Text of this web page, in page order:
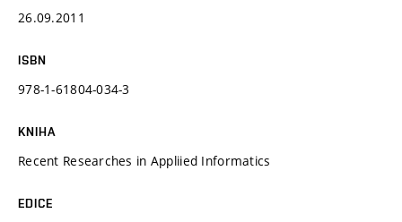
26.09.2011
ISBN
978-1-61804-034-3
KNIHA
Recent Researches in Appliied Informatics
EDICE